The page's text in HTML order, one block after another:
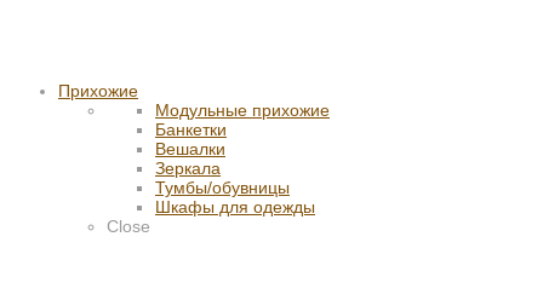
Прихожие
Модульные прихожие
Банкетки
Вешалки
Зеркала
Тумбы/обувницы
Шкафы для одежды
Close